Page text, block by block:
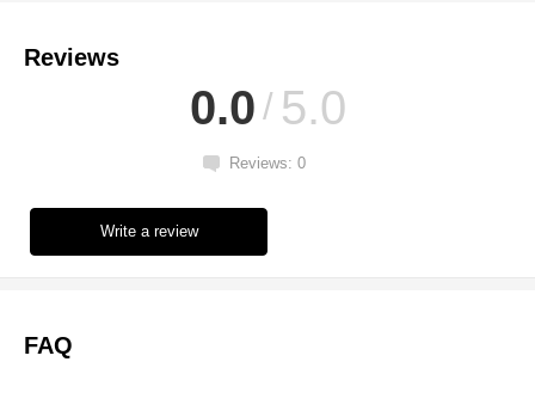
Reviews
0.0 5.0
Reviews: 0
Write a review
FAQ